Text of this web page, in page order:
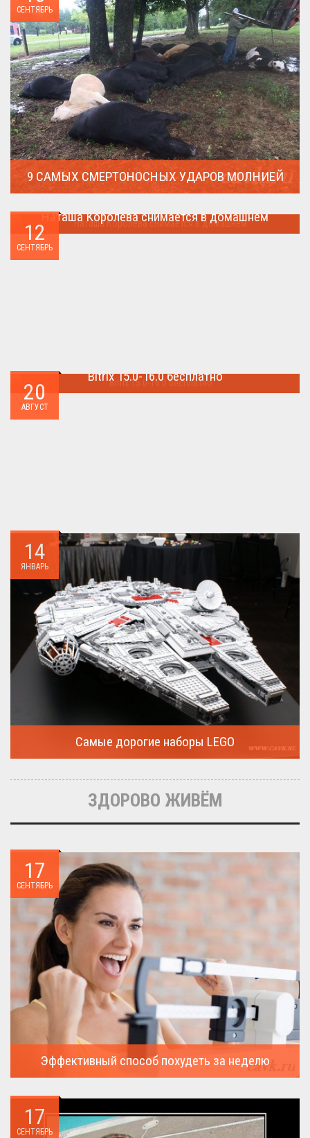
СЕНТЯБРЬ
9 САМЫХ СМЕРТОНОСНЫХ УДАРОВ МОЛНИЕЙ
12
СЕНТЯБРЬ
Наташа Королева снимается в домашнем
20
АВГУСТ
Bitrix 15.0-16.0 бесплатно
14
ЯНВАРЬ
Самые дорогие наборы LEGO
дорогие...
ЗДОРОВО ЖИВЁМ
17
СЕНТЯБРЬ
Эффективный способ похудеть за неделю
всегда...
17
СЕНТЯБРЬ